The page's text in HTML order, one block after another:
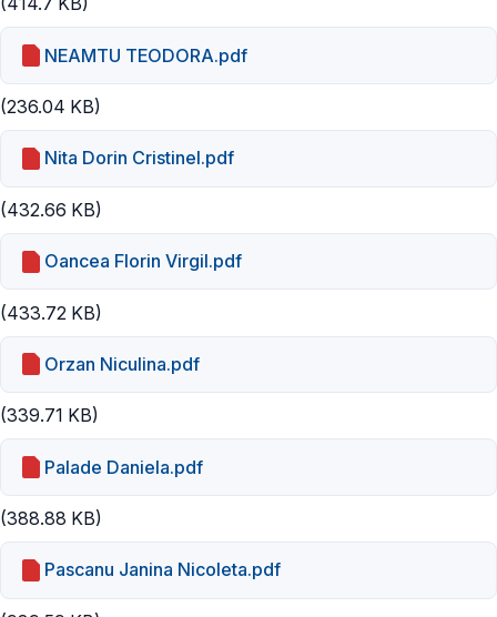
NEAMTU TEODORA.pdf
(236.04 KB)
Nita Dorin Cristinel.pdf
(432.66 KB)
Oancea Florin Virgil.pdf
(433.72 KB)
Orzan Niculina.pdf
(339.71 KB)
Palade Daniela.pdf
(388.88 KB)
Pascanu Janina Nicoleta.pdf